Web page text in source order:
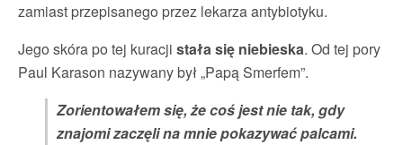
zamiast przepisanego przez lekarza antybiotyku.
Jego skóra po tej kuracji stała się niebieska. Od tej pory
Paul Karason nazywany był „Papą Smerfem”.
Zorientowałem się, że coś jest nie tak, gdy
znajomi zaczęli na mnie pokazywać palcami.